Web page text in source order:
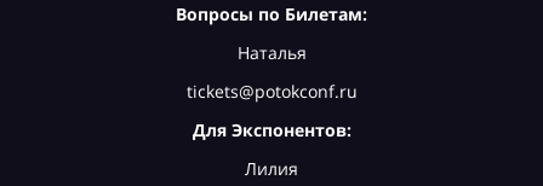
Вопросы по Билетам:
Наталья
tickets@potokconf.ru
Для Экспонентов:
Лилия